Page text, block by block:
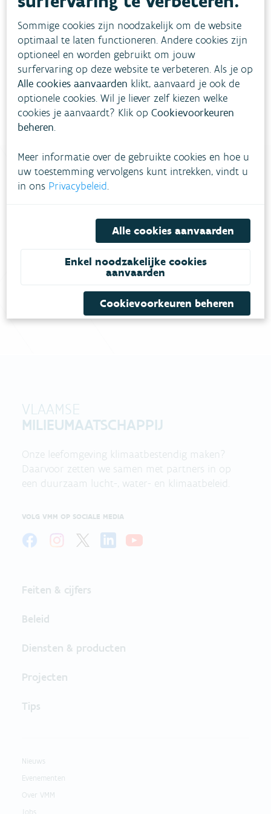
> 20 µg/m³
End of interactive chart.
Modellering gebaseerd op RIO-interpolatie (v2025)
en bevolkingsaantal 2024
Bron: VMM/IRCEL
Heb je vragen?
Bekijk het overzicht van meestgestelde vragen
Niet gevonden wat je zocht? Vul ons
contactformulier in.
VLAAMSE
MILIEUMAATSCHAPPIJ
Onze leefomgeving klimaatbestendig maken?
Daarvoor zetten we samen met partners in op
een duurzaam lucht-, water- en klimaatbeleid.
VOLG VMM OP SOCIALE MEDIA
Feiten & cijfers
Beleid
Diensten & producten
Projecten
Tips
Nieuws
Evenementen
Over VMM
Jobs
Sommige cookies zijn noodzakelijk om de website
optimaal te laten functioneren. Andere cookies zijn
optioneel en worden gebruikt om jouw
surfervaring op deze website te verbeteren. Als je op
Alle cookies aanvaarden klikt, aanvaard je ook de
optionele cookies. Wil je liever zelf kiezen welke
cookies je aanvaardt? Klik opCookievoorkeuren
beheren.
Meer informatie over de gebruikte cookies en hoe u
uw toestemming vervolgens kunt intrekken, vindt u
in ons Privacybeleid.
Alle cookies aanvaarden
Enkel noodzakelijke cookies
aanvaarden
Cookievoorkeuren beheren